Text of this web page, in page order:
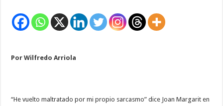
Por Wilfredo Arriola
“He vuelto maltratado por mi propio sarcasmo” dice Joan Margarit en